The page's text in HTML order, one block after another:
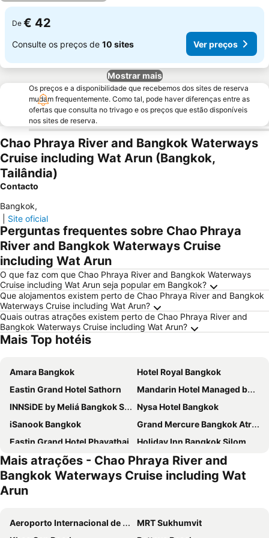
De € 42
Consulte os preços de 10 sites Ver preços
Mostrar mais
Os preços e a disponibilidade que recebemos dos sites de reserva
mudam frequentemente. Como tal, pode haver diferenças entre as
ofertas que consulta no trivago e os preços que estão disponíveis
nos sites de reserva.
Chao Phraya River and Bangkok Waterways
Cruise including Wat Arun (Bangkok,
Tailândia)
Contacto
Bangkok,
Site oficial
Perguntas frequentes sobre Chao Phraya
River and Bangkok Waterways Cruise
including Wat Arun
O que faz com que Chao Phraya River and Bangkok Waterways
Cruise including Wat Arun seja popular em Bangkok?
Que alojamentos existem perto de Chao Phraya River and Bangkok
Waterways Cruise including Wat Arun?
Quais outras atrações existem perto de Chao Phraya River and
Bangkok Waterways Cruise including Wat Arun?
Mais Top hotéis
Amara Bangkok
Hotel Royal Bangkok
Eastin Grand Hotel Sathorn
Mandarin Hotel Managed by Centre Point
INNSiDE by Meliá Bangkok Sukhumvit
Nysa Hotel Bangkok
iSanook Bangkok
Grand Mercure Bangkok Atrium
Eastin Grand Hotel Phayathai
Holiday Inn Bangkok Silom By Ihg
Baiyoke Sky Hotel
Amari Bangkok
Royal Orchid Sheraton Riverside Hotel Bangkok
Chatrium Hotel Riverside Bangkok
Millennium Hilton Bangkok
Pullman Bangkok Hotel G
Carlton Hotel Bangkok Sukhumvit
Mais atrações - Chao Phraya River and
Bangkok Waterways Cruise including Wat
Arun
Aeroporto Internacional de Suvarnabhumi
MRT Sukhumvit